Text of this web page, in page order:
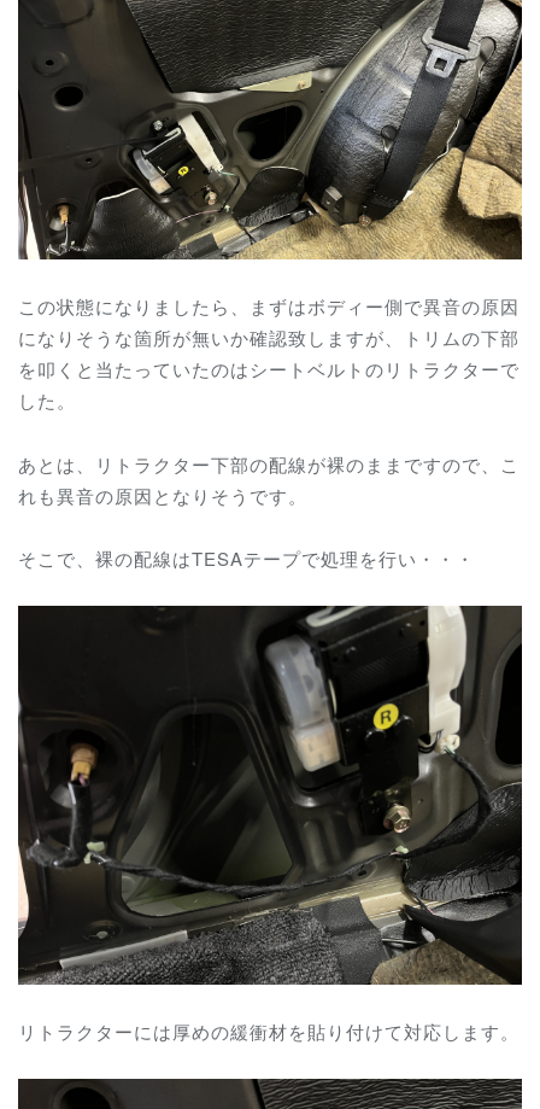
この状態になりましたら、まずはボディー側で異音の原因
になりそうな箇所が無いか確認致しますが、トリムの下部
を叩くと当たっていたのはシートベルトのリトラクターで
した。
あとは、リトラクター下部の配線が裸のままですので、こ
れも異音の原因となりそうです。
そこで、裸の配線はTESAテープで処理を行い・・・
リトラクターには厚めの緩衝材を貼り付けて対応します。